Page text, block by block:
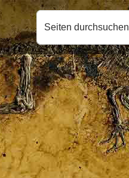
Seiten durchsuchen